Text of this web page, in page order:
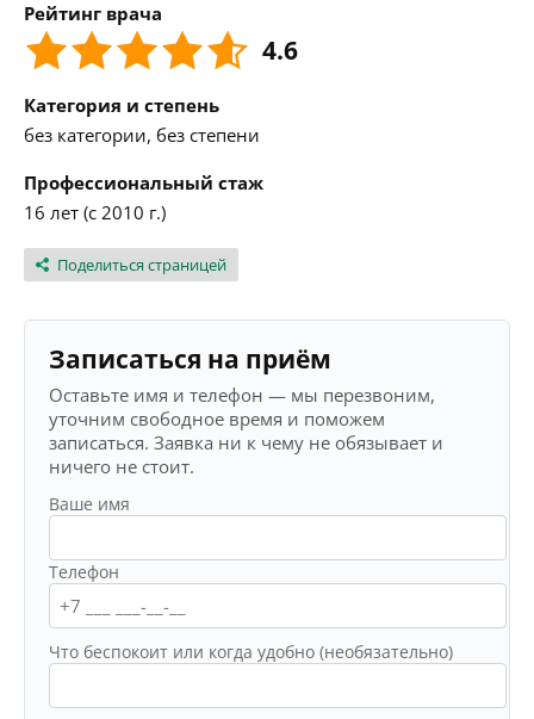
Рейтинг врача
4.6
Категория и степень
без категории, без степени
Профессиональный стаж
16 лет (с 2010 г.)
Поделиться страницей
Записаться на приём
Оставьте имя и телефон — мы перезвоним,
уточним свободное время и поможем
записаться. Заявка ни к чему не обязывает и
ничего не стоит.
Ваше имя
Телефон
Что беспокоит или когда удобно (необязательно)